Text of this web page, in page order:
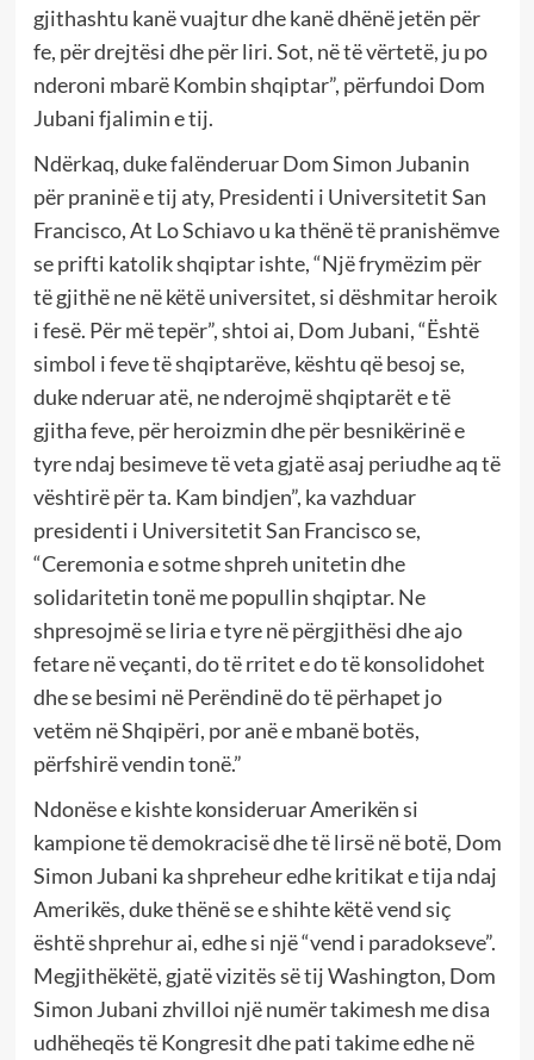
gjithashtu kanë vuajtur dhe kanë dhënë jetën për
fe, për drejtësi dhe për liri. Sot, në të vërtetë, ju po
nderoni mbarë Kombin shqiptar”, përfundoi Dom
Jubani fjalimin e tij.
Ndërkaq, duke falënderuar Dom Simon Jubanin
për praninë e tij aty, Presidenti i Universitetit San
Francisco, At Lo Schiavo u ka thënë të pranishëmve
se prifti katolik shqiptar ishte, “Një frymëzim për
të gjithë ne në këtë universitet, si dëshmitar heroik
i fesë. Për më tepër”, shtoi ai, Dom Jubani, “Është
simbol i feve të shqiptarëve, kështu që besoj se,
duke nderuar atë, ne nderojmë shqiptarët e të
gjitha feve, për heroizmin dhe për besnikërinë e
tyre ndaj besimeve të veta gjatë asaj periudhe aq të
vështirë për ta. Kam bindjen”, ka vazhduar
presidenti i Universitetit San Francisco se,
“Ceremonia e sotme shpreh unitetin dhe
solidaritetin tonë me popullin shqiptar. Ne
shpresojmë se liria e tyre në përgjithësi dhe ajo
fetare në veçanti, do të rritet e do të konsolidohet
dhe se besimi në Perëndinë do të përhapet jo
vetëm në Shqipëri, por anë e mbanë botës,
përfshirë vendin tonë.”
Ndonëse e kishte konsideruar Amerikën si
kampione të demokracisë dhe të lirsë në botë, Dom
Simon Jubani ka shpreheur edhe kritikat e tija ndaj
Amerikës, duke thënë se e shihte këtë vend siç
është shprehur ai, edhe si një “vend i paradokseve”.
Megjithëkëtë, gjatë vizitës së tij Washington, Dom
Simon Jubani zhvilloi një numër takimesh me disa
udhëheqës të Kongresit dhe pati takime edhe në